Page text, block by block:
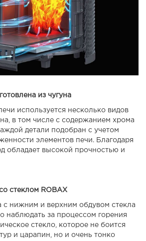
из чугуна
используется несколько видов
в том числе с содержанием хрома
детали подобран с учетом
элементов печи. Благодаря
обладает высокой прочностью и
стеклом ROBAX
с нижним и верхним обдувом стекла
наблюдать за процессом горения
стекло, которое не боится
и царапин, но и очень тонко